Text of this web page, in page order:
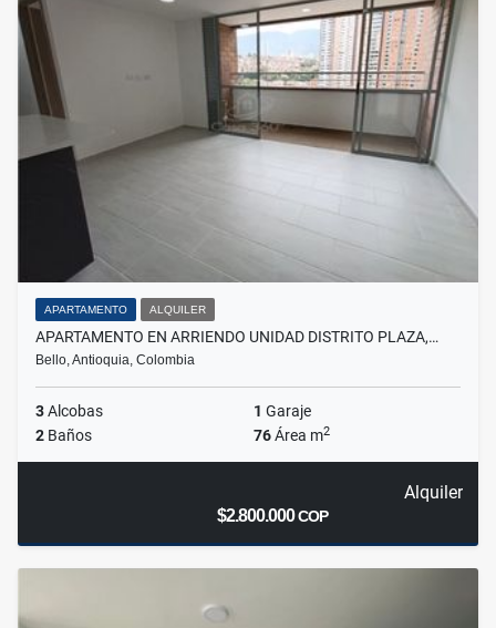
APARTAMENTO ALQUILER
APARTAMENTO EN ARRIENDO UNIDAD DISTRITO PLAZA,…
Bello, Antioquia, Colombia
3Alcobas 1 Garaje
2 Baños 76Área m2
Alquiler
$2.800.000COP